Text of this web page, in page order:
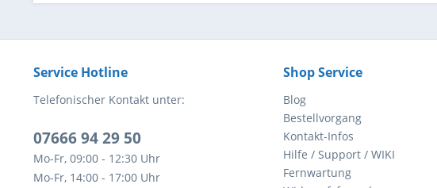
Service Hotline
Telefonischer Kontakt unter:
07666 94 29 50
Mo-Fr, 09:00 - 12:30 Uhr
Mo-Fr, 14:00 - 17:00 Uhr
Shop Service
Blog
Bestellvorgang
Kontakt-Infos
Hilfe / Support / WIKI
Fernwartung